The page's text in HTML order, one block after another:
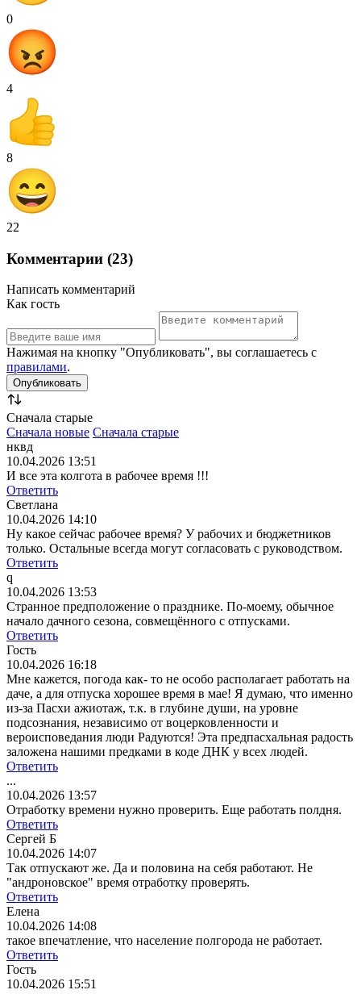
0
4
8
22
Комментарии (23)
Написать комментарий
Как гость
Нажимая на кнопку "Опубликовать", вы соглашаетесь с
правилами.
Сначала старые
Сначала новые Сначала старые
нквд
10.04.2026 13:51
И все эта колгота в рабочее время !!!
Ответить
Светлана
10.04.2026 14:10
Ну какое сейчас рабочее время? У рабочих и бюджетников
только. Остальные всегда могут согласовать с руководством.
Ответить
q
10.04.2026 13:53
Странное предположение о празднике. По-моему, обычное
начало дачного сезона, совмещённого с отпусками.
Ответить
Гость
10.04.2026 16:18
Мне кажется, погода как- то не особо располагает работать на
даче, а для отпуска хорошее время в мае! Я думаю, что именно
из-за Пасхи ажиотаж, т.к. в глубине души, на уровне
подсознания, независимо от воцерковленности и
вероисповедания люди Радуются! Эта предпасхальная радость
заложена нашими предками в коде ДНК у всех людей.
Ответить
...
10.04.2026 13:57
Отработку времени нужно проверить. Еще работать полдня.
Ответить
Сергей Б
10.04.2026 14:07
Так отпускают же. Да и половина на себя работают. Не
"андроновское" время отработку проверять.
Ответить
Елена
10.04.2026 14:08
такое впечатление, что население полгорода не работает.
Ответить
Гость
10.04.2026 15:51